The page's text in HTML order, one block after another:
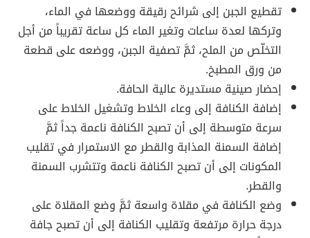
تقطيع الجبن إلى شرائح رقيقة ووضعها في الماء،
وتركها لعدة ساعات وتغير الماء كل ساعة تقريباً من أجل
التخلّص من الملح، ثمَّ تصفية الجبن، ووضعه على قطعة
من ورق المطبخ.
إحضار صينية مستديرة عالية الحافة.
إضافة الكنافة إلى وعاء الخلاط وتشغيل الخلاط على
سرعة متوسطة إلى أن تصبح الكنافة ناعمة جداً ثمَّ
إضافة السمنة المذابة والقطر مع الاستمرار في تقليب
المكونات إلى أن تصبح الكنافة ناعمة وتتشرب السمنة
والقطر.
وضع الكنافة في مقلاة واسعة ثمَّ وضع المقلاة على
درجة حرارة مرتفعة وتقليب الكنافة إلى أن تصبح جافة